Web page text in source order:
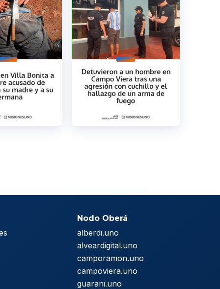
Nodo Oberá
alberdi.uno
alveardigital.uno
camporamon.uno
campoviera.uno
guarani.uno